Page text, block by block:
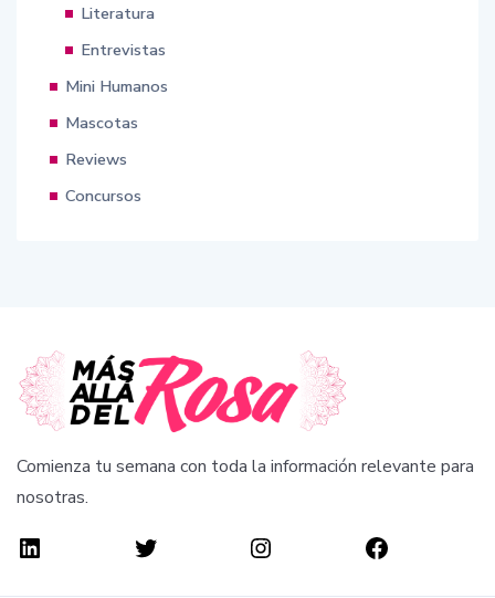
Literatura
Entrevistas
Mini Humanos
Mascotas
Reviews
Concursos
Comienza tu semana con toda la información relevante para
nosotras.